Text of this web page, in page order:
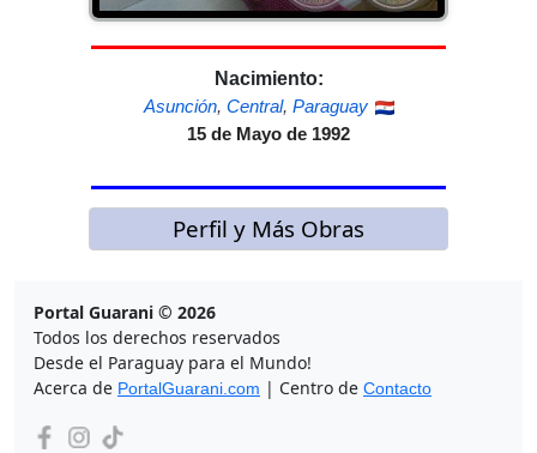
Nacimiento:
Asunción, Central, Paraguay
15 de Mayo de 1992
Perfil y Más Obras
Portal Guarani © 2026
Todos los derechos reservados
Desde el Paraguay para el Mundo!
Acerca de PortalGuarani.com | Centro de Contacto